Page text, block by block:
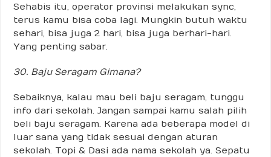
Sehabis itu, operator provinsi melakukan sync,
terus kamu bisa coba lagi. Mungkin butuh waktu
sehari, bisa juga 2 hari, bisa juga berhari-hari.
Yang penting sabar.
30. Baju Seragam Gimana?
Sebaiknya, kalau mau beli baju seragam, tunggu
info dari sekolah. Jangan sampai kamu salah pilih
beli baju seragam. Karena ada beberapa model di
luar sana yang tidak sesuai dengan aturan
sekolah. Topi & Dasi ada nama sekolah ya. Sepatu